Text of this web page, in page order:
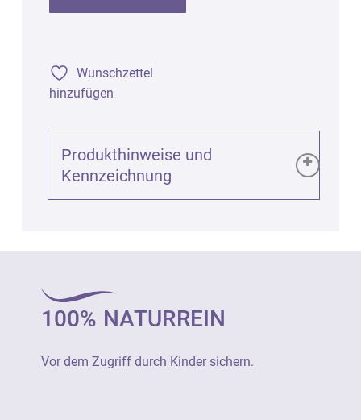
Wunschzettel
hinzufügen
Produkthinweise und
Kennzeichnung
Art. 2460
100% NATURREIN
Vor dem Zugriff durch Kinder sichern.